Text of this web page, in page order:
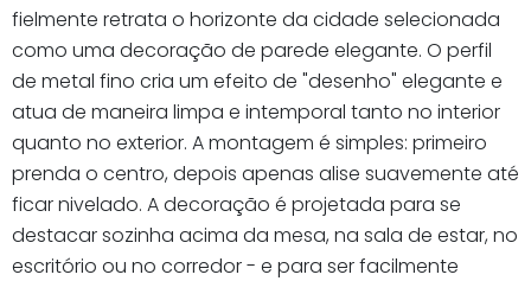
fielmente retrata o horizonte da cidade selecionada
como uma decoração de parede elegante. O perfil
de metal fino cria um efeito de "desenho" elegante e
atua de maneira limpa e intemporal tanto no interior
quanto no exterior. A montagem é simples: primeiro
prenda o centro, depois apenas alise suavemente até
ficar nivelado. A decoração é projetada para se
destacar sozinha acima da mesa, na sala de estar, no
escritório ou no corredor - e para ser facilmente